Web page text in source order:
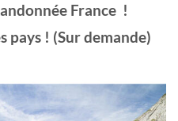
France !
pays ! (Sur demande)